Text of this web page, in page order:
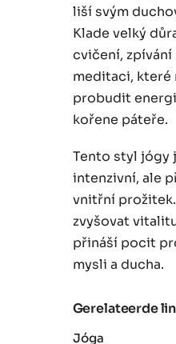
liší svým
Klade velký
cvičení, zpívání
meditaci, které
probudit
kořene páteře.
Tento styl jógy
intenzivní, ale
vnitřní prožitek.
zvyšovat
přináší pocit
mysli a ducha.
Gerelateerde
Jóga